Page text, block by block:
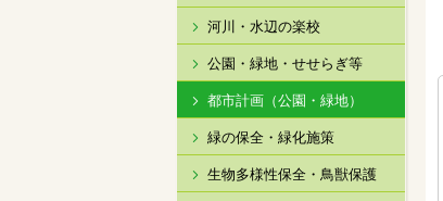
河川・水辺の楽校
公園・緑地・せせらぎ等
都市計画（公園・緑地）
緑の保全・緑化施策
生物多様性保全・鳥獣保護